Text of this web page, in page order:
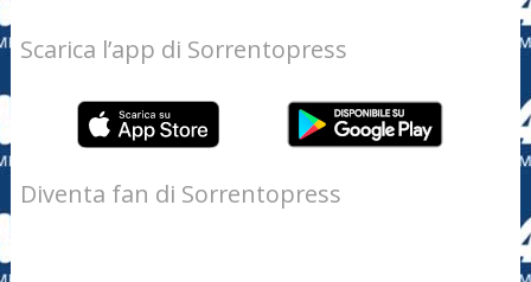
Scarica l’app di Sorrentopress
Diventa fan di Sorrentopress